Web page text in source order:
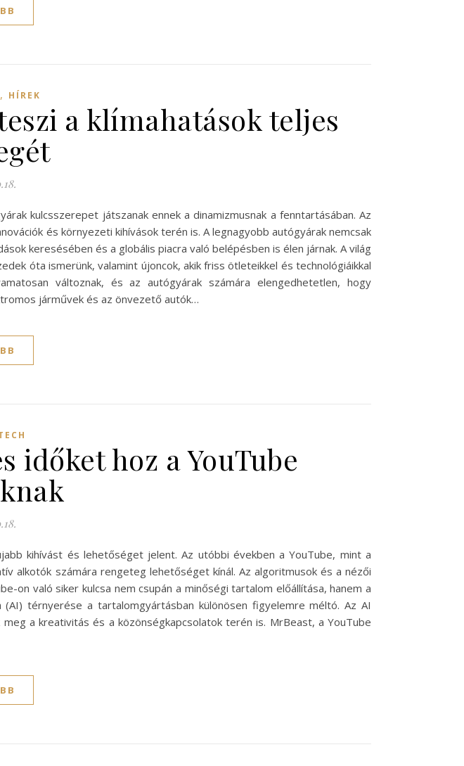
, HÍREK
a klímahatások teljes
kulcsszerepet játszanak ennek a dinamizmusnak a fenntartásában. Az
és környezeti kihívások terén is. A legnagyobb autógyárak nemcsak
keresésében és a globális piacra való belépésben is élen járnak. A világ
óta ismerünk, valamint újoncok, akik friss ötleteikkel és technológiáikkal
változnak, és az autógyárak számára elengedhetetlen, hogy
járművek és az önvezető autók…
időket hoz a YouTube
kihívást és lehetőséget jelent. Az utóbbi években a YouTube, mint a
alkotók számára rengeteg lehetőséget kínál. Az algoritmusok és a nézői
on való siker kulcsa nem csupán a minőségi tartalom előállítása, hanem a
térnyerése a tartalomgyártásban különösen figyelemre méltó. Az AI
a kreativitás és a közönségkapcsolatok terén is. MrBeast, a YouTube